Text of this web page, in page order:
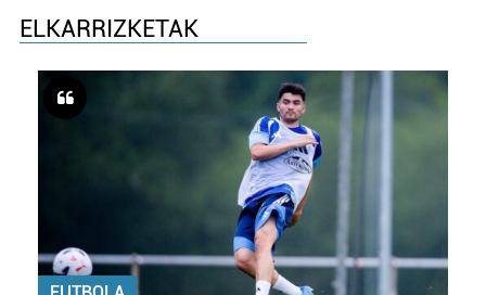
ELKARRIZKETAK